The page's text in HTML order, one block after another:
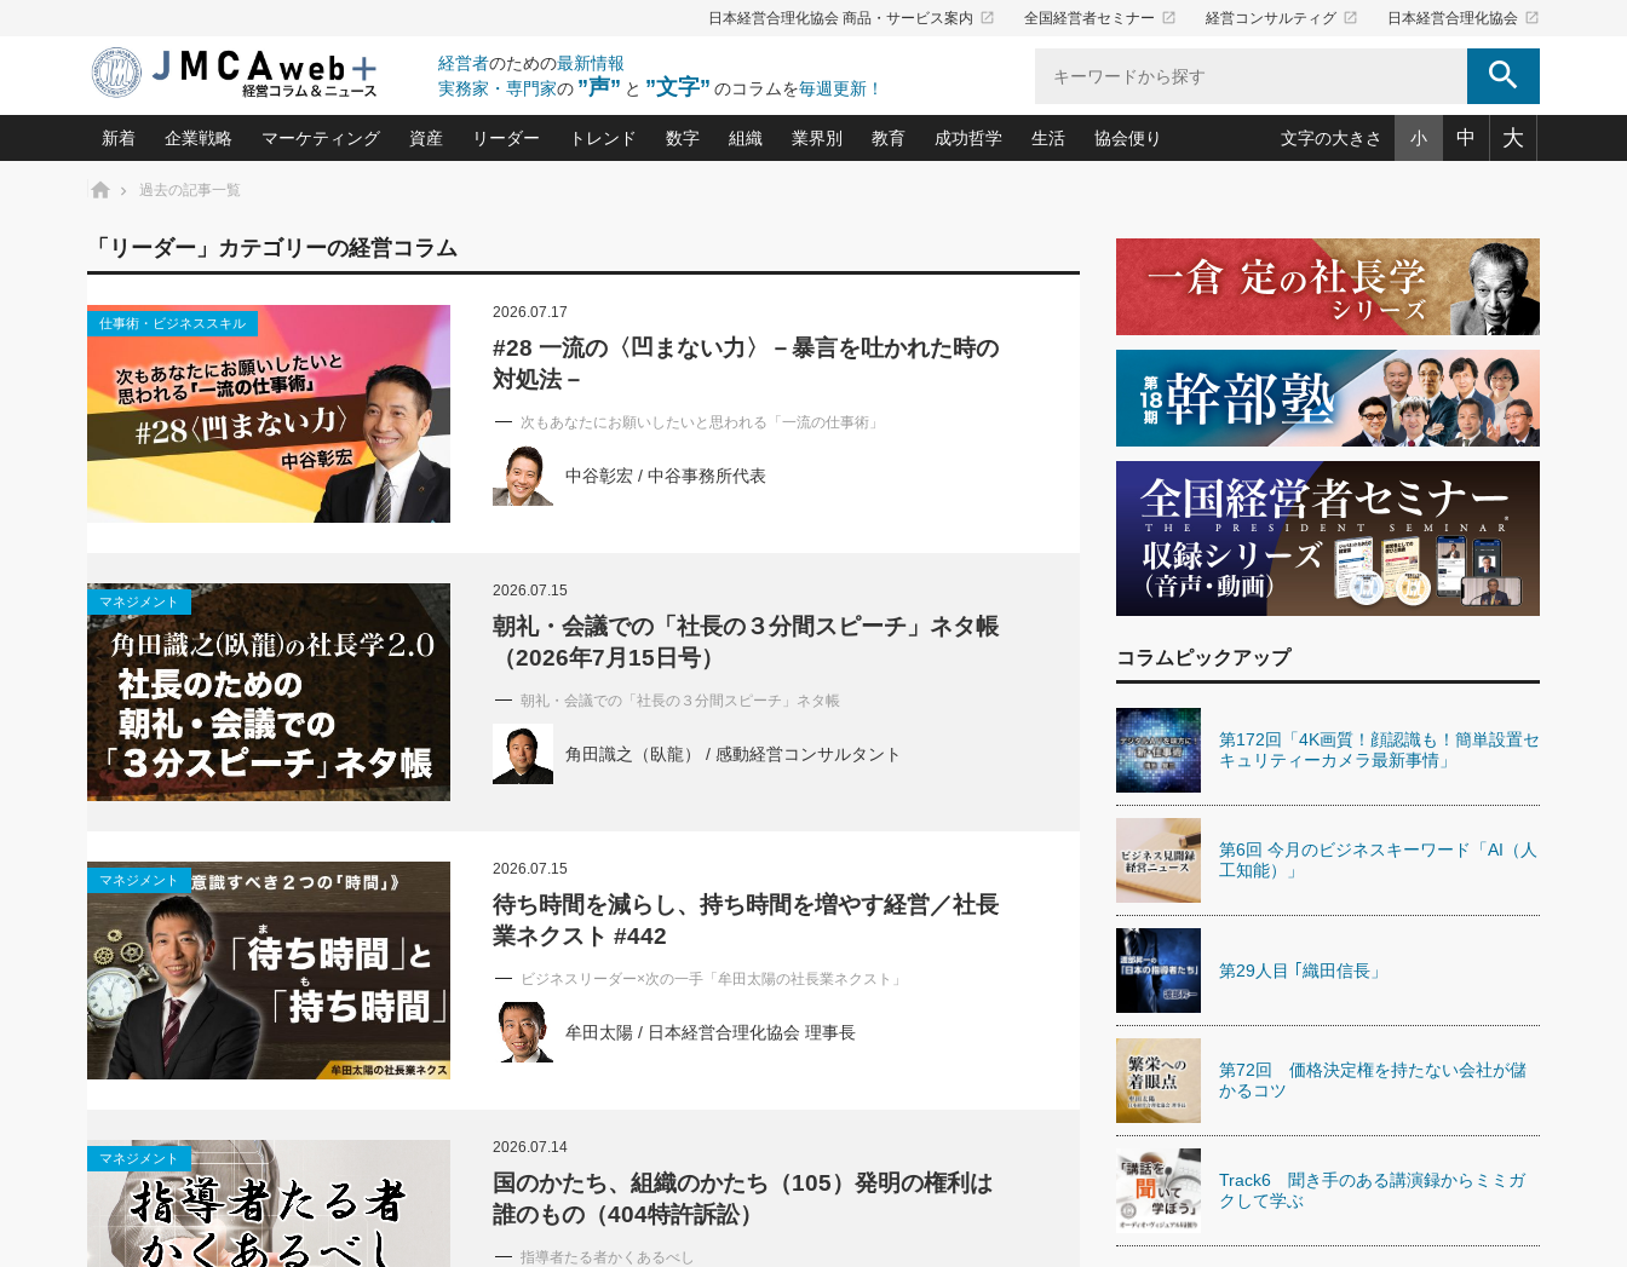
日本経営合理化協会 商品・サービス案内 launch 全国経営者セミナー launch 経営コンサルティグ launch 日本経営合理化協会 launch
経営者のための最新情報
実務家・専門家の ”声” と ”文字” のコラムを毎週更新！ search
新着
相談15：銀行がやたらと固定金
利を勧めてきます！やはり固定
がよいのでしょうか！
第153回「内需企業があっとい
う間にグローバル成長企業に」
FOOD & LIFE COMPANIES
2026.08.5
スピーチ」ネタ帳（2026年8月5
2026.08.5
第86回 「言葉狩り」
もっとみる
企業戦略
中小企業の「１位づくり」戦略(96)
利益を最大化する「業務改善」横田尚哉氏(5)
強い会社を築く ビジネス・クリニック(240)
日本レーザー「人を大切にしながら利益を上げる経営」の極意
(3)
武器としてのM&A入門(3)
社長のための“儲かる通販”戦略視点(151)
継続経営 百話百行(85)
マーケティング
ネット戦略成功の秘訣 圧倒的に儲かる仕組みづくり講座(12)
ビジネスを一瞬で制する！一流グローバル経営者は知ってい
ロングセラーの玉手箱(9)
大復活＆快進撃！ユニバーサルスタジオジャパンの成功要因と
は(5)
最高の自分を表現する 成功イメージ戦略(77)
酒井光雄 成功事例に学ぶ繁栄企業のブランド戦略(39)
資産
あなたの会社と資産を守る一手(171)
どうなる金融業界(39)
中国経済の最新動向(204)
事業承継の前に、決めておきたい、知っておきたい、やってお
きたいコト(12)
会社と社長のための資産管理講座(95)
深読み企業分析(153)
リーダー
ビジネスリーダー×次の一手「牟田太陽の社長業ネクスト」
ピョートル・F・グジバチの『経営戦略の新常識』(12)
指導者たる者かくあるべし(635)
朝礼・会議での「社長の３分間スピーチ」ネタ帳(159)
楠木建の「経営知になる考え方」(57)
次もあなたにお願いしたいと思われる「一流の仕事術」(28)
酒井英之の社長のビジョン実現道場(10)
トレンド
北村森の「今月のヒット商品」(109)
次の売れ筋をつかむ術(102)
社長のメシの種 4.0(206)
数字
おカネが残る決算書にするために、やっておきたいこと(34)
強い決算書の会社はココが違う！(36)
決算書の“見える化”術(12)
組織
中小企業の新たな法律リスク(178)
賃金決定の定石(68)
顧客・社員・社会から支持される「ウェルビーイング経営入
門」(23)
業界別
売れる住宅を創る 100の視点(100)
柿内幸夫─社長のための現場改善(174)
教育
あなただからお願いしたいと思われる 気配りの達人(127)
クレーム対応の新知識と新常識(57)
デキル社員に育てる！ 社員教育の決め手(203)
業績アップにつながる！ワンランク上の手紙・メール術(100)
成功哲学
中国哲学に学ぶ 不況は会社守成の好機(38)
令和時代の「社長の人間力の磨き方」(86)
先人の名句名言の教え 東洋思想に学ぶ経営学(132)
渡部昇一の「日本の指導者たち」(32)
経営に活かす“十八史略”(30)
生活
おのころ心平の ──社長のための「か・ら・だマネジメント」
デジタルＡＶを味方に！新・仕事術(180)
リーダー脳の鍛え方(32)
ワインを楽しむ基礎レッスン(12)
必読！社長が読むべき今月の4冊(88)
眼と耳で楽しむ読書術(162)
社長の「氣」(30)
米国スポーツ・ビジネスに学ぶ心理学(98)
高橋一喜の『これぞ！"本物の温泉"』(157)
協会便り
「愛読者通信」著者インタビュー(44)
ビジネス見聞録 経営ニュース(100)
作間信司の経営無形庵(けいえいむぎょうあん)(166)
繁栄への着眼点 牟田太陽(76)
講話を聞いて学ぼう 実学・耳学・磨く「ミミガク」のすすめ
(7)
文字の大きさ 小 中 大
ホーム 過去の記事一覧
「リーダー」カテゴリーの経営コラム
仕事術・ビジネススキル
2026.07.17
#28 一流の〈凹まない力〉－暴言を吐かれた時の
対処法－
次もあなたにお願いしたいと思われる「一流の仕事術」
中谷彰宏 / 中谷事務所代表
マネジメント
2026.07.15
朝礼・会議での「社長の３分間スピーチ」ネタ帳
（2026年7月15日号）
朝礼・会議での「社長の３分間スピーチ」ネタ帳
角田識之（臥龍） / 感動経営コンサルタント
マネジメント
2026.07.15
待ち時間を減らし、持ち時間を増やす経営／社長
業ネクスト #442
ビジネスリーダー×次の一手「牟田太陽の社長業ネクスト」
牟田太陽 / 日本経営合理化協会 理事長
マネジメント
2026.07.14
国のかたち、組織のかたち（105）発明の権利は
誰のもの（404特許訴訟）
指導者たる者かくあるべし
コラムピックアップ
第172回「4K画質！顔認識も！簡単設置セ
キュリティーカメラ最新事情」
第6回 今月のビジネスキーワード「AI（人
工知能）」
第29人目 ｢織田信長」
第72回 価格決定権を持たない会社が儲
かるコツ
Track6 聞き手のある講演録からミミガ
クして学ぶ